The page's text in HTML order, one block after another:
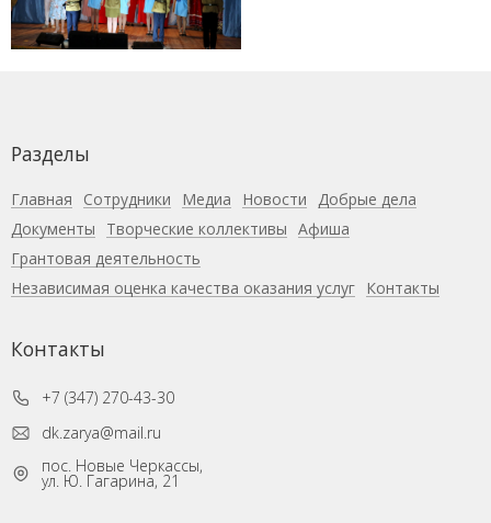
Разделы
Главная Сотрудники Медиа Новости Добрые дела
Документы
Творческие коллективы Афиша
Грантовая деятельность
Независимая оценка качества оказания услуг Контакты
Контакты
+7 (347) 270-43-30
dk.zarya@mail.ru
пос. Новые Черкассы,
ул. Ю. Гагарина, 21